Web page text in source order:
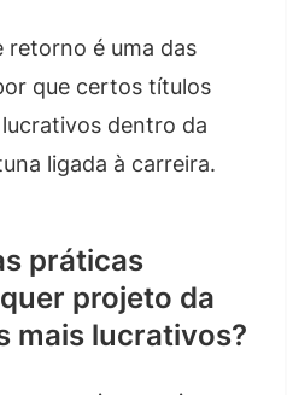
retorno é uma das
que certos títulos
dentro da
ligada à carreira.
práticas
projeto da
mais lucrativos?